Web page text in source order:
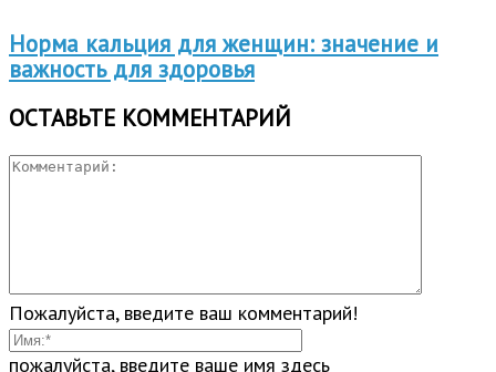
Норма кальция для женщин: значение и
важность для здоровья
ОСТАВЬТЕ КОММЕНТАРИЙ
Пожалуйста, введите ваш комментарий!
пожалуйста, введите ваше имя здесь